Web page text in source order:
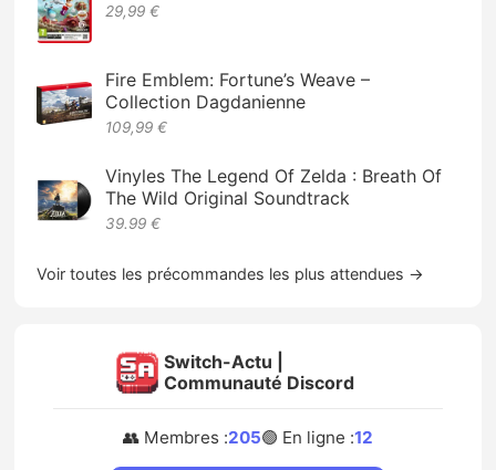
29,99 €
Fire Emblem: Fortune’s Weave –
Collection Dagdanienne
109,99 €
Vinyles The Legend Of Zelda : Breath Of
The Wild Original Soundtrack
39.99 €
Voir toutes les précommandes les plus attendues →
Switch-Actu |
Communauté Discord
👥 Membres :205🟢 En ligne :12